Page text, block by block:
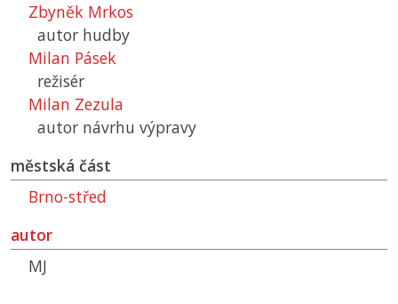
Zbyněk Mrkos
autor hudby
Milan Pásek
režisér
Milan Zezula
autor návrhu výpravy
městská část
Brno-střed
autor
MJ